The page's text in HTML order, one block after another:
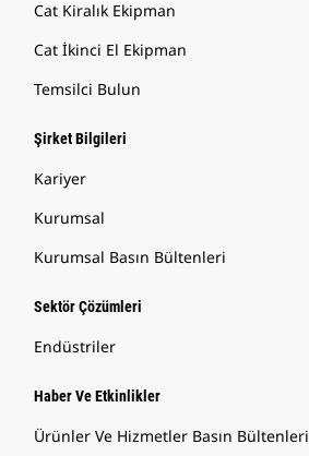
Cat Kiralık Ekipman
Cat İkinci El Ekipman
Temsilci Bulun
Şirket Bilgileri
Kariyer
Kurumsal
Kurumsal Basın Bültenleri
Sektör Çözümleri
Endüstriler
Haber Ve Etkinlikler
Ürünler Ve Hizmetler Basın Bültenleri